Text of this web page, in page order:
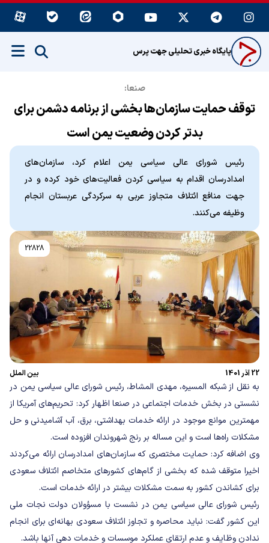
پایگاه خبری تحلیلی جهت پرس
صنعا:
توقف حمایت سازمان‌ها بخشی از برنامه دشمن برای
بدتر کردن وضعیت یمن است
رئیس شورای عالی سیاسی یمن اعلام کرد، سازمان‌های
امدادرسان اقدام به سیاسی کردن فعالیت‌های خود کرده و در
جهت منافع ائتلاف متجاوز عربی به سرکردگی عربستان انجام
وظیفه می‌کنند.
22828
22 آذر 1401 بین الملل
به نقل از شبکه المسیره، مهدی المشاط، رئیس شورای عالی سیاسی یمن در
نشستی در بخش خدمات اجتماعی در صنعا اظهار کرد: تحریم‌های آمریکا از
مهمترین موانع موجود در ارائه خدمات بهداشتی، برق، آب آشامیدنی و حل
مشکلات راه‌ها است و این مساله بر رنج شهروندان افزوده است.
وی اضافه کرد: حمایت مختصری که سازمان‌های امدادرسان ارائه می‌کردند
اخیرا متوقف شده که بخشی از گام‌های کشورهای متخاصم ائتلاف سعودی
برای کشاندن کشور به سمت مشکلات بیشتر در ارائه خدمات است.
رئیس شورای عالی سیاسی یمن در نشست با مسؤولان دولت نجات ملی
این کشور گفت: نباید محاصره و تجاوز ائتلاف سعودی بهانه‌ای برای انجام
ندادن وظایف و عدم ارتقای عملکرد موسسات و خدمات دهی آنها باشد.